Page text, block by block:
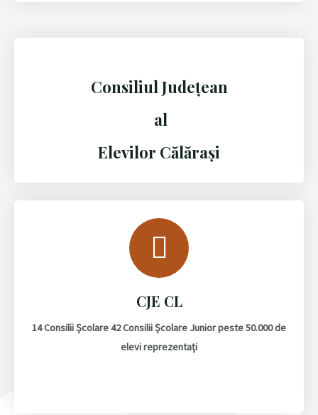
Consiliul Județean
al
Elevilor Călărași
CJE CL
14 Consilii Școlare 42 Consilii Școlare Junior peste 50.000 de
elevi reprezentați